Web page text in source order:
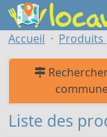
Accueil
Produits
Liste des